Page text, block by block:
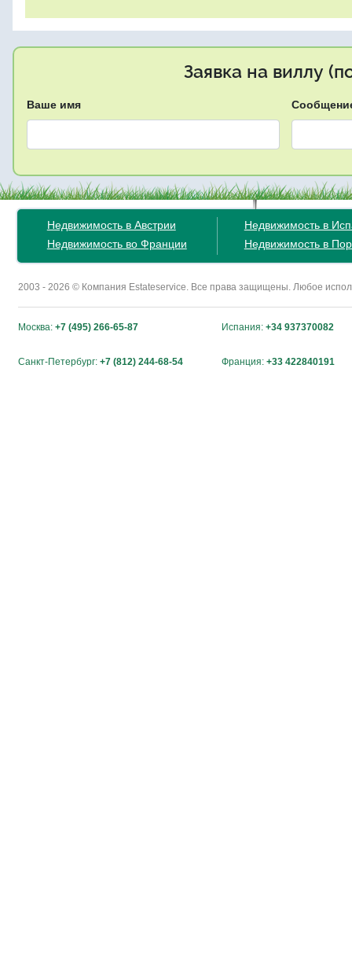
Заявка на виллу
Ваше имя
Недвижимость в Австрии
Недвижимость во Франции
Недвижимость в
Недвижимость в
2003 - 2026 © Компания Estateservice. Все права защищены. Любое
Москва: +7 (495) 266-65-87 Испания: +34 937370082
Санкт-Петербург: +7 (812) 244-68-54 Франция: +33 422840191